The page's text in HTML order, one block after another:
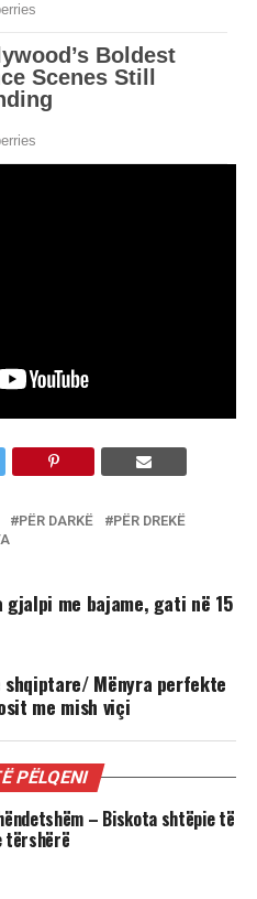
PËR DARKË
PËR DREKË
me bajame, gati në 15
Mënyra perfekte
me mish viçi
PËLQENI
– Biskota shtëpie të
tërshërë